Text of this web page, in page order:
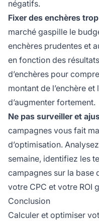
négatifs.
Fixer des enchères
marché gaspille le
enchères prudentes et
en fonction des
d’enchères pour
montant de l’enchère
d’augmenter fortement.
Ne pas surveiller et
campagnes vous fait
d’optimisation.
semaine, identifiez les
campagnes sur la base
votre CPC et votre ROI
Conclusion
Calculer et optimiser